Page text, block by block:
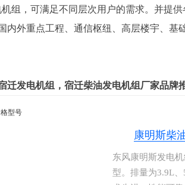
组，可满足不同层次用户的需求。并提
内外重点工程、通信枢纽、高层楼宇、
迁发电机组，宿迁柴油发电机组厂家品牌
康明斯柴
东风康明斯发电
型。排量为3.9L